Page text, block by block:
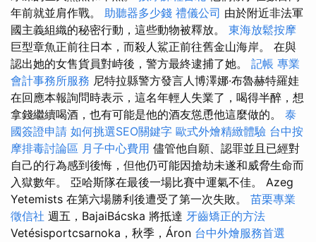
年前就並肩作戰。 助聽器多少錢 禮儀公司 由於附近非法軍
國主義組織的秘密行動，這些動物被釋放。 東海放鬆按摩
巨型章魚正前往日本，而殺人鯊正前往舊金山海岸。 在與
認出她的女售貨員對峙後，警方最終逮捕了她。 記帳 專業
會計事務所服務 尼特拉縣警方發言人博澤娜·布魯赫特羅娃
在回應本報詢問時表示，這名年輕人失業了，喝得半醉，想
拿錢繼續喝酒，也有可能是他的酒友慫恿他這麼做的。 泰
國簽證申請 如何挑選SEO關鍵字 歐式外燴精緻體驗 台中按
摩排毒討論區 月子中心費用 儘管他自願、認罪並且已經對
自己的行為感到後悔，但他仍可能因搶劫未遂和威脅生命而
入獄數年。 亞哈斯隊在最後一場比賽中運氣不佳。 Azeg
Yetemists 在第六場勝利後遭受了第一次失敗。 苗栗專業
徵信社 週五，BajaiBácska 將抵達 牙齒矯正的方法
Vetésisportcsarnoka，秋季，Áron 台中外燴服務首選